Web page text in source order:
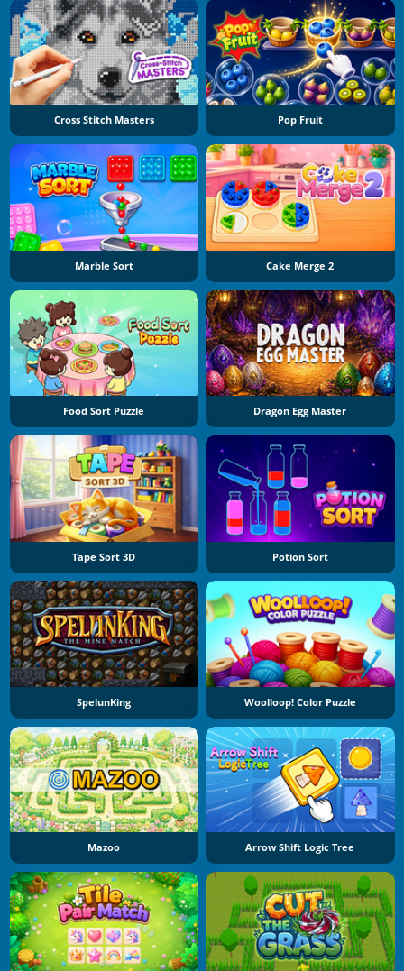
Cross Stitch Masters Pop Fruit
Marble Sort Cake Merge 2
Food Sort Puzzle Dragon Egg Master
Tape Sort 3D Potion Sort
SpelunKing Woolloop! Color Puzzle
Mazoo Arrow Shift Logic Tree